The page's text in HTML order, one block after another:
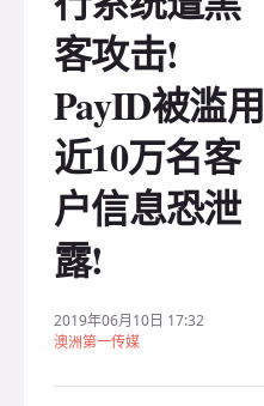
客攻击!
PayID被滥
近10万名客
户信息恐泄
露!
2019年06月10日 17:32
澳洲第一传媒